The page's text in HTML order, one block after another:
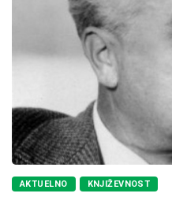
AKTUELNO KNJIŽEVNOST